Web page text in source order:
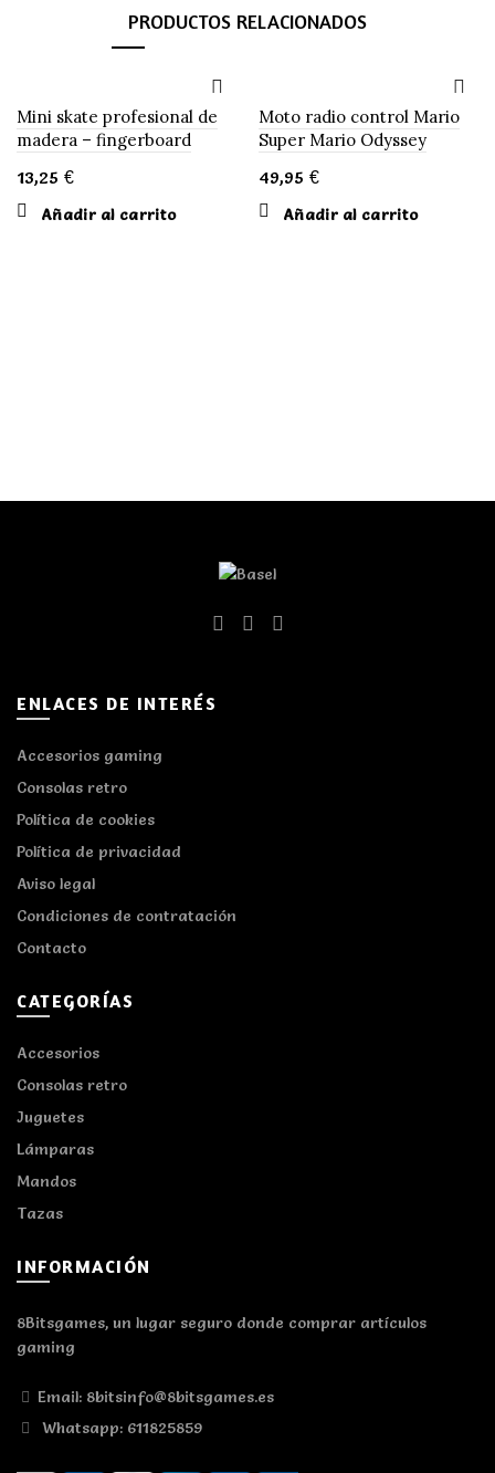
PRODUCTOS RELACIONADOS
Mini skate profesional de
madera – fingerboard
13,25 €
Añadir al carrito
Moto radio control Mario
Super Mario Odyssey
49,95 €
Añadir al carrito
ENLACES DE INTERÉS
Accesorios gaming
Consolas retro
Política de cookies
Política de privacidad
Aviso legal
Condiciones de contratación
Contacto
CATEGORÍAS
Accesorios
Consolas retro
Juguetes
Lámparas
Mandos
Tazas
INFORMACIÓN
8Bitsgames, un lugar seguro donde comprar artículos
gaming
Email: 8bitsinfo@8bitsgames.es
Whatsapp: 611825859